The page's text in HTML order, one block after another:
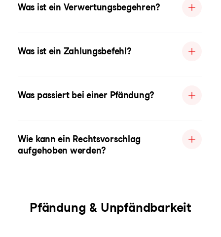
Was ist ein Verwertungsbegehren?
Was ist ein Zahlungsbefehl?
Was passiert bei einer Pfändung?
Wie kann ein Rechtsvorschlag
aufgehoben werden?
Pfändung & Unpfändbarkeit